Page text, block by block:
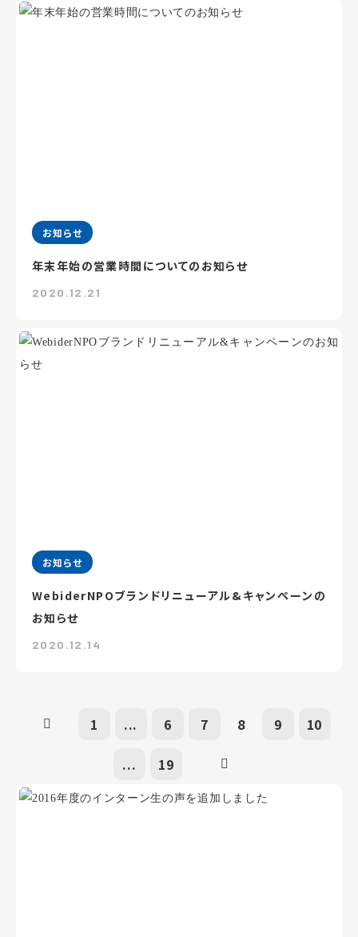
お知らせ
年末年始の営業時間についてのお知らせ
2020.12.21
お知らせ
WebiderNPOブランドリニューアル&キャンペーンの
お知らせ
2020.12.14
1 ... 6 7 8 9 10
... 19